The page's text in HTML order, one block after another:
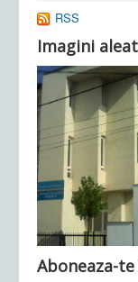
Ultimele articole:
RSS
Imagini
Aboneaza-